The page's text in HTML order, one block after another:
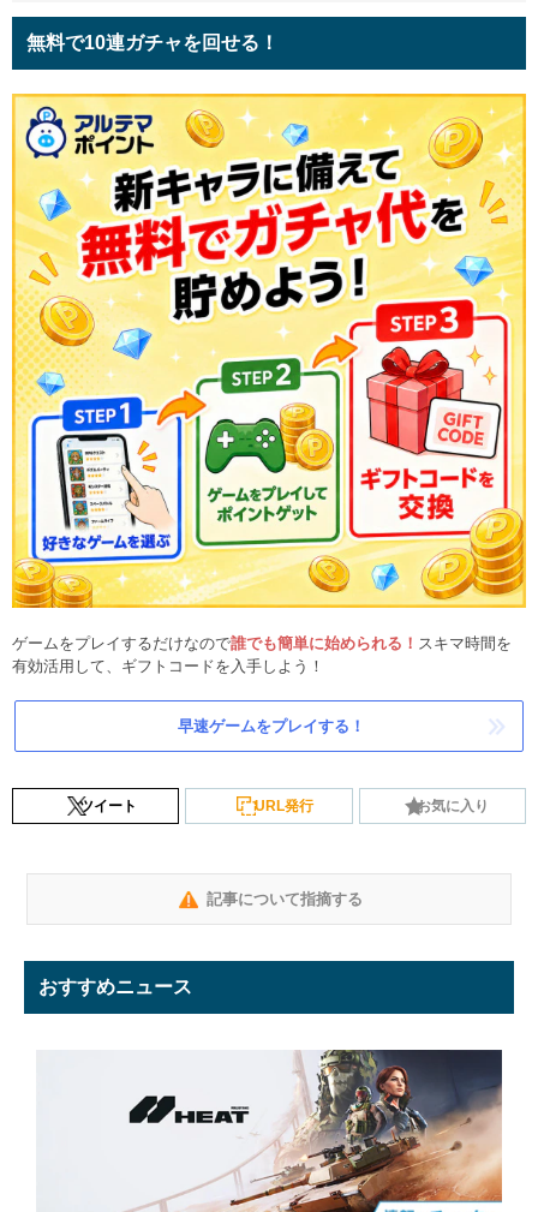
無料で10連ガチャを回せる！
ゲームをプレイするだけなので誰でも簡単に始められる！ スキマ時間を
有効活用して、ギフトコードを入手しよう！
早速ゲームをプレイする！
ツイート URL発行 お気に入り
記事について指摘する
おすすめニュース